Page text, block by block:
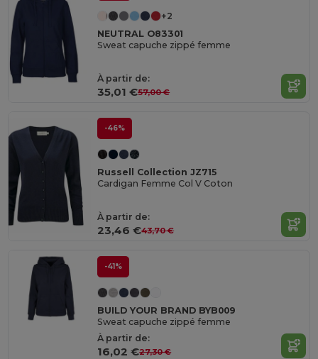
+2
NEUTRAL O83301
Sweat capuche zippé femme
À partir de:
35,01 €57,00 €
-46%
Russell Collection JZ715
Cardigan Femme Col V Coton
À partir de:
23,46 €43,70 €
-41%
BUILD YOUR BRAND BYB009
Sweat capuche zippé femme
À partir de:
16,02 €27,30 €